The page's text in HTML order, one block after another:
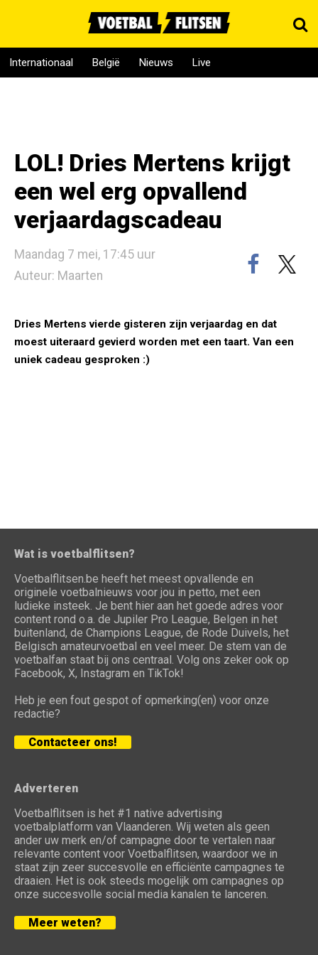
Internationaal België Nieuws Live
LOL! Dries Mertens krijgt
een wel erg opvallend
verjaardagscadeau
Maandag 7 mei, 17:45 uur
Auteur: Maarten
Dries Mertens vierde gisteren zijn verjaardag en dat
moest uiteraard gevierd worden met een taart. Van een
uniek cadeau gesproken :)
Wat is voetbalflitsen?
Voetbalflitsen.be heeft het meest opvallende en
originele voetbalnieuws voor jou in petto, met een
ludieke insteek. Je bent hier aan het goede adres voor
content rond o.a. de Jupiler Pro League, Belgen in het
buitenland, de Champions League, de Rode Duivels, het
Belgisch amateurvoetbal en veel meer. De stem van de
voetbalfan staat bij ons centraal. Volg ons zeker ook op
Facebook, X, Instagram en TikTok!
Heb je een fout gespot of opmerking(en) voor onze
redactie?
Contacteer ons!
Adverteren
Voetbalflitsen is het #1 native advertising
voetbalplatform van Vlaanderen. Wij weten als geen
ander uw merk en/of campagne door te vertalen naar
relevante content voor Voetbalflitsen, waardoor we in
staat zijn zeer succesvolle en efficiënte campagnes te
draaien. Het is ook steeds mogelijk om campagnes op
onze succesvolle social media kanalen te lanceren.
Meer weten?